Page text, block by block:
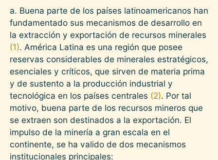
a. Buena parte de los países latinoamericanos han
fundamentado sus mecanismos de desarrollo en
la extracción y exportación de recursos minerales
(1). América Latina es una región que posee
reservas considerables de minerales estratégicos,
esenciales y críticos, que sirven de materia prima
y de sustento a la producción industrial y
tecnológica en los países centrales (2). Por tal
motivo, buena parte de los recursos mineros que
se extraen son destinados a la exportación. El
impulso de la minería a gran escala en el
continente, se ha valido de dos mecanismos
institucionales principales: